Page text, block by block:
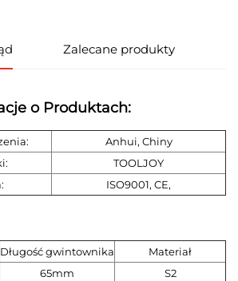
Zalecane produkty
o Produktach:
Anhui, Chiny
TOOLJOY
ISO9001, CE,
Długość gwintownika
Materiał
65mm
S2